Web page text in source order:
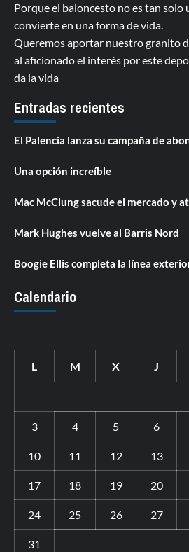
Porque el baloncesto no es tan solo
convierte en una forma de vida.
Queremos aportar nuestro granito
al aficionado el interés por este
da la vida
Entradas recientes
El Palencia lanza su campaña de
Una opción increíble
Mac McClung sacude el mercado y
Mark Hughes vuelve al Barris Nord
Boogie Ellis completa la línea
Calendario
L M X J
3 4 5 6
10 11 12 13
17 18 19 20
24 25 26 27
31